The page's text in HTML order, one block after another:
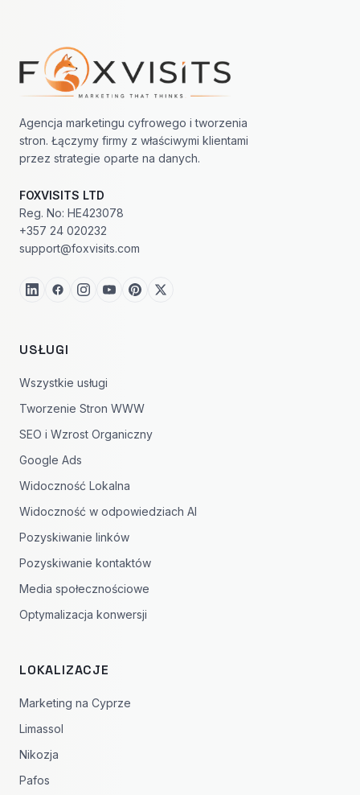
Nawigacja w stopce
Agencja marketingu cyfrowego i tworzenia
stron. Łączymy firmy z właściwymi klientami
przez strategie oparte na danych.
FOXVISITS LTD
Reg. No: HE423078
+357 24 020232
support@foxvisits.com
USŁUGI
Wszystkie usługi
Tworzenie Stron WWW
SEO i Wzrost Organiczny
Google Ads
Widoczność Lokalna
Widoczność w odpowiedziach AI
Pozyskiwanie linków
Pozyskiwanie kontaktów
Media społecznościowe
Optymalizacja konwersji
LOKALIZACJE
Marketing na Cyprze
Limassol
Nikozja
Pafos